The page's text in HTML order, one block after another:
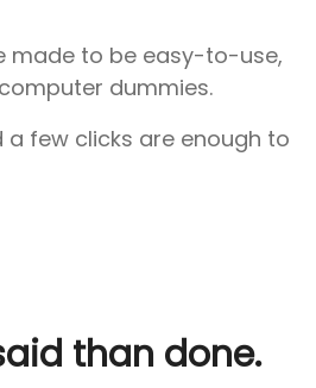
made to be easy-to-use,
dummies.
a few clicks are enough to
than done.